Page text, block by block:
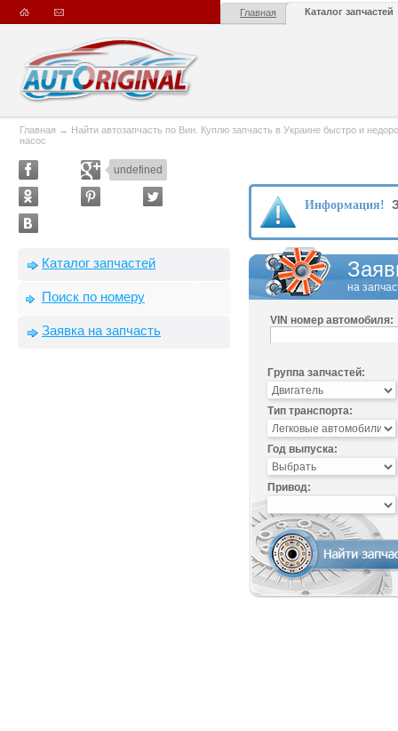
Главная Каталог запчастей
Главная → Найти автозапчасть по Вин. Куплю запчасть в Украине быстро и
насос
undefined
Каталог запчастей
Поиск по номеру
Заявка на запчасть
Информация!
на
VIN номер автомобиля:
Группа запчастей:
Тип транспорта:
Год выпуска:
Привод: